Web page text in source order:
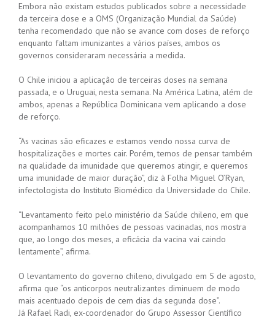
Embora não existam estudos publicados sobre a necessidade
da terceira dose e a OMS (Organização Mundial da Saúde)
tenha recomendado que não se avance com doses de reforço
enquanto faltam imunizantes a vários países, ambos os
governos consideraram necessária a medida.
O Chile iniciou a aplicação de terceiras doses na semana
passada, e o Uruguai, nesta semana. Na América Latina, além de
ambos, apenas a República Dominicana vem aplicando a dose
de reforço.
“As vacinas são eficazes e estamos vendo nossa curva de
hospitalizações e mortes cair. Porém, temos de pensar também
na qualidade da imunidade que queremos atingir, e queremos
uma imunidade de maior duração”, diz à Folha Miguel O’Ryan,
infectologista do Instituto Biomédico da Universidade do Chile.
“Levantamento feito pelo ministério da Saúde chileno, em que
acompanhamos 10 milhões de pessoas vacinadas, nos mostra
que, ao longo dos meses, a eficácia da vacina vai caindo
lentamente”, afirma.
O levantamento do governo chileno, divulgado em 5 de agosto,
afirma que “os anticorpos neutralizantes diminuem de modo
mais acentuado depois de cem dias da segunda dose”.
Já Rafael Radi, ex-coordenador do Grupo Assessor Científico